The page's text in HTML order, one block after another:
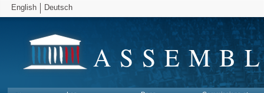
English Deutsch